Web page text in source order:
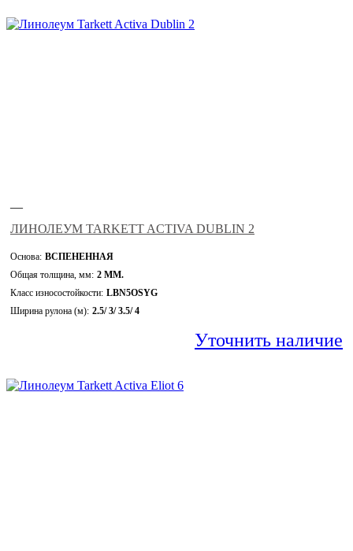
—
ЛИНОЛЕУМ TARKETT ACTIVA DUBLIN 2
Основа: ВСПЕНЕННАЯ
Общая толщина, мм: 2 ММ.
Класс износостойкости: LBN5OSYG
Ширина рулона (м): 2.5/ 3/ 3.5/ 4
Уточнить наличие